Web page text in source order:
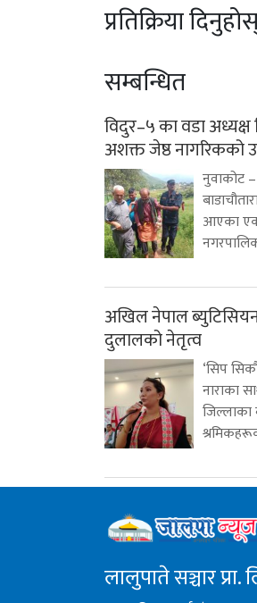
प्रतिक्रिया
सम्बन्धित
विदुर–५ का वडा अध्यक्ष
अशक्त जेष्ठ नागरिकको
नुवाकोट
आएका
अखिल नेपाल
दुलालको नेतृत्व
‘सिप
नाराका
जिल्लाका
लालुपाते सञ्चार प्रा.